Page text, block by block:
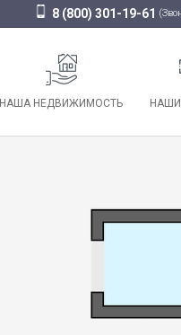
8 (800) 301-19-61
НАША НЕДВИЖИМОСТЬ НАШИ